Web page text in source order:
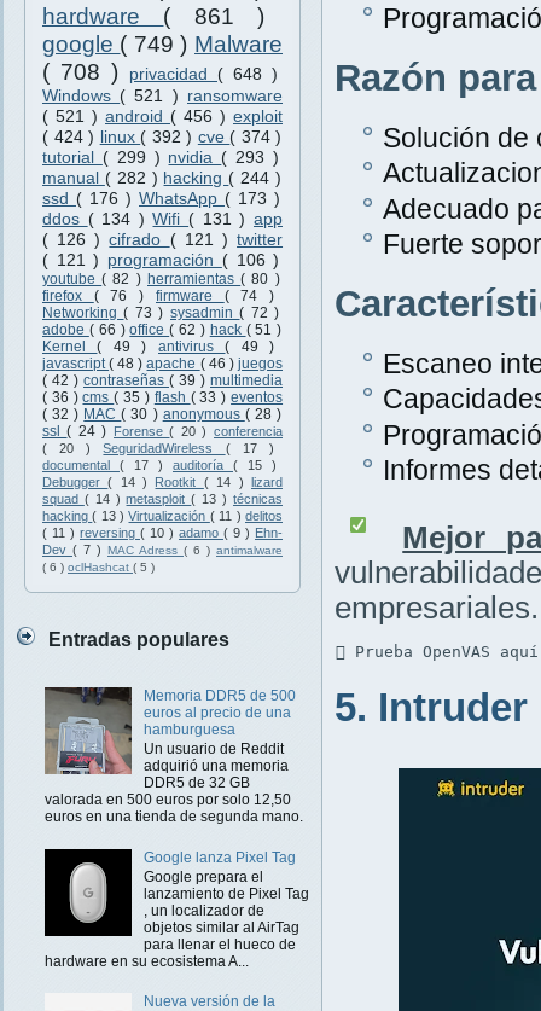
hardware ( 861 )
google ( 749 ) Malware
( 708 )
privacidad ( 648 )
Windows ( 521 ) ransomware
( 521 ) android ( 456 ) exploit
( 424 ) linux ( 392 ) cve ( 374 )
tutorial ( 299 ) nvidia ( 293 )
manual ( 282 ) hacking ( 244 )
ssd ( 176 ) WhatsApp ( 173 )
ddos ( 134 )Wifi ( 131 ) app
( 126 )cifrado ( 121 )twitter
( 121 ) programación ( 106 )
youtube( 82 ) herramientas( 80 )
firefox ( 76 ) firmware ( 74 )
Networking( 73 ) sysadmin( 72 )
adobe ( 66 )office( 62 ) hack ( 51 )
Kernel( 49 ) antivirus( 49 )
javascript( 48 )apache ( 46 ) juegos
( 42 ) contraseñas ( 39 ) multimedia
( 36 )cms( 35 ) flash ( 33 )eventos
( 32 ) MAC( 30 ) anonymous ( 28 )
ssl( 24 ) Forense( 20 ) conferencia
( 20 )SeguridadWireless ( 17 )
documental ( 17 ) auditoría ( 15 )
Debugger( 14 ) Rootkit ( 14 ) lizard
squad ( 14 )metasploit( 13 ) técnicas
hacking( 13 )Virtualización ( 11 ) delitos
( 11 ) reversing ( 10 ) adamo ( 9 ) Ehn-
Dev ( 7 ) MAC Adress ( 6 ) antimalware
( 6 ) oclHashcat ( 5 )
Entradas populares
Memoria DDR5 de 500
euros al precio de una
hamburguesa
Un usuario de Reddit
adquirió una memoria
DDR5 de 32 GB
valorada en 500 euros por solo 12,50
euros en una tienda de segunda mano.
Google lanza Pixel Tag
Google prepara el
lanzamiento de Pixel Tag
, un localizador de
objetos similar al AirTag
para llenar el hueco de
hardware en su ecosistema A...
Nueva versión de la
Razón
Solución de
Adecuado
Fuerte
Escaneo
Informes
Mejor
empresariales.
 Prueba OpenVAS
5. Intruder